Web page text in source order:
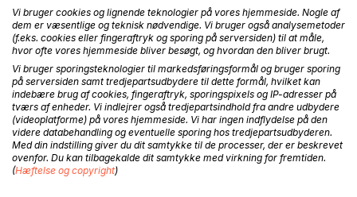
Hvis du allerede spiller lotto, kan du læse om
lottosystemer, og få indblik i hvilken "skjult" systematik der
er i Lotto. Du får en opskrift på hvordan du kan træne dit
held, og hvordan du altid vinder i Lotto.
Har du aldrig spillet lotto, bliver du præsenteret for en bred
vifte af spil med million-gevinster, og du får indblik i, hvor
din chance for at vinde er størst.
Interesserer du dig for sandsynlighedsregning, giver bogen
dig en grundlæggende indføring i emnet, set med lotto-
Vi bruger cookies og lignende teknologier på vores hjemmeside. Nogle af
dem er væsentlige og teknisk nødvendige. Vi bruger også analysemetoder
(f.eks. cookies eller fingeraftryk og sporing på serversiden) til at måle,
hvor ofte vores hjemmeside bliver besøgt, og hvordan den bliver brugt.
Vi bruger sporingsteknologier til markedsføringsformål og bruger sporing
på serversiden samt tredjepartsudbydere til dette formål, hvilket kan
indebære brug af cookies, fingeraftryk, sporingspixels og IP-adresser på
tværs af enheder. Vi indlejrer også tredjepartsindhold fra andre udbydere
(videoplatforme) på vores hjemmeside. Vi har ingen indflydelse på den
videre databehandling og eventuelle sporing hos tredjepartsudbyderen.
Med din indstilling giver du dit samtykke til de processer, der er beskrevet
ovenfor. Du kan tilbagekalde dit samtykke med virkning for fremtiden.
(Hæftelse og copyright)